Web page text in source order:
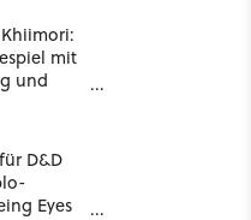
mit
und
D&D
Eyes